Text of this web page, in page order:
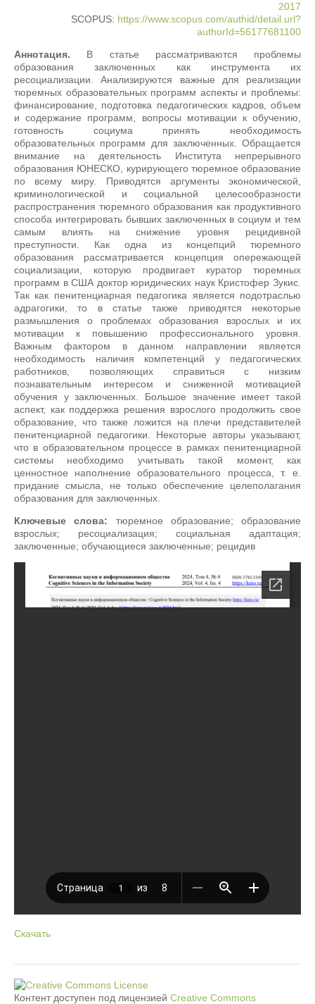
2017
SCOPUS: https://www.scopus.com/authid/detail.url?
authorId=56177681100
Аннотация. В статье рассматриваются проблемы
образования заключенных как инструмента их
ресоциализации. Анализируются важные для реализации
тюремных образовательных программ аспекты и проблемы:
финансирование, подготовка педагогических кадров, объем
и содержание программ, вопросы мотивации к обучению,
готовность социума принять необходимость
образовательных программ для заключенных. Обращается
внимание на деятельность Института непрерывного
образования ЮНЕСКО, курирующего тюремное образование
по всему миру. Приводятся аргументы экономической,
криминологической и социальной целесообразности
распространения тюремного образования как продуктивного
способа интегрировать бывших заключенных в социум и тем
самым влиять на снижение уровня рецидивной
преступности. Как одна из концепций тюремного
образования рассматривается концепция опережающей
социализации, которую продвигает куратор тюремных
программ в США доктор юридических наук Кристофер Зукис.
Так как пенитенциарная педагогика является подотраслью
адрагогики, то в статье также приводятся некоторые
размышления о проблемах образования взрослых и их
мотивации к повышению профессионального уровня.
Важным фактором в данном направлении является
необходимость наличия компетенций у педагогических
работников, позволяющих справиться с низким
познавательным интересом и сниженной мотивацией
обучения у заключенных. Большое значение имеет такой
аспект, как поддержка решения взрослого продолжить свое
образование, что также ложится на плечи представителей
пенитенциарной педагогики. Некоторые авторы указывают,
что в образовательном процессе в рамках пенитенциарной
системы необходимо учитывать такой момент, как
ценностное наполнение образовательного процесса, т. е.
придание смысла, не только обеспечение целеполагания
образования для заключенных.
Ключевые слова: тюремное образование; образование
взрослых; ресоциализация; социальная адаптация;
заключенные; обучающиеся заключенные; рецидив
Скачать
Контент доступен под лицензией Creative Commons